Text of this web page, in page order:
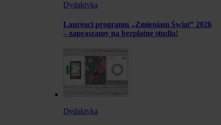
Dydaktyka
Laureaci programu „Zmieniam Świat” 2026
– zapraszamy na bezpłatne studia!
Dydaktyka